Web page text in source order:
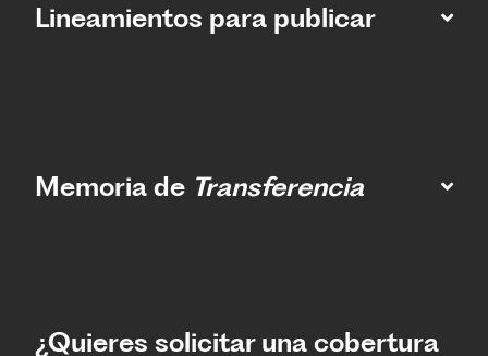
Lineamientos para publicar
Memoria de Transferencia
¿Quieres solicitar una cobertura